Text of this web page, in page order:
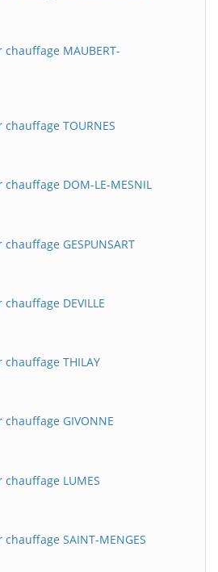
MAUBERT-
TOURNES
DOM-LE-MESNIL
GESPUNSART
DEVILLE
THILAY
GIVONNE
LUMES
SAINT-MENGES